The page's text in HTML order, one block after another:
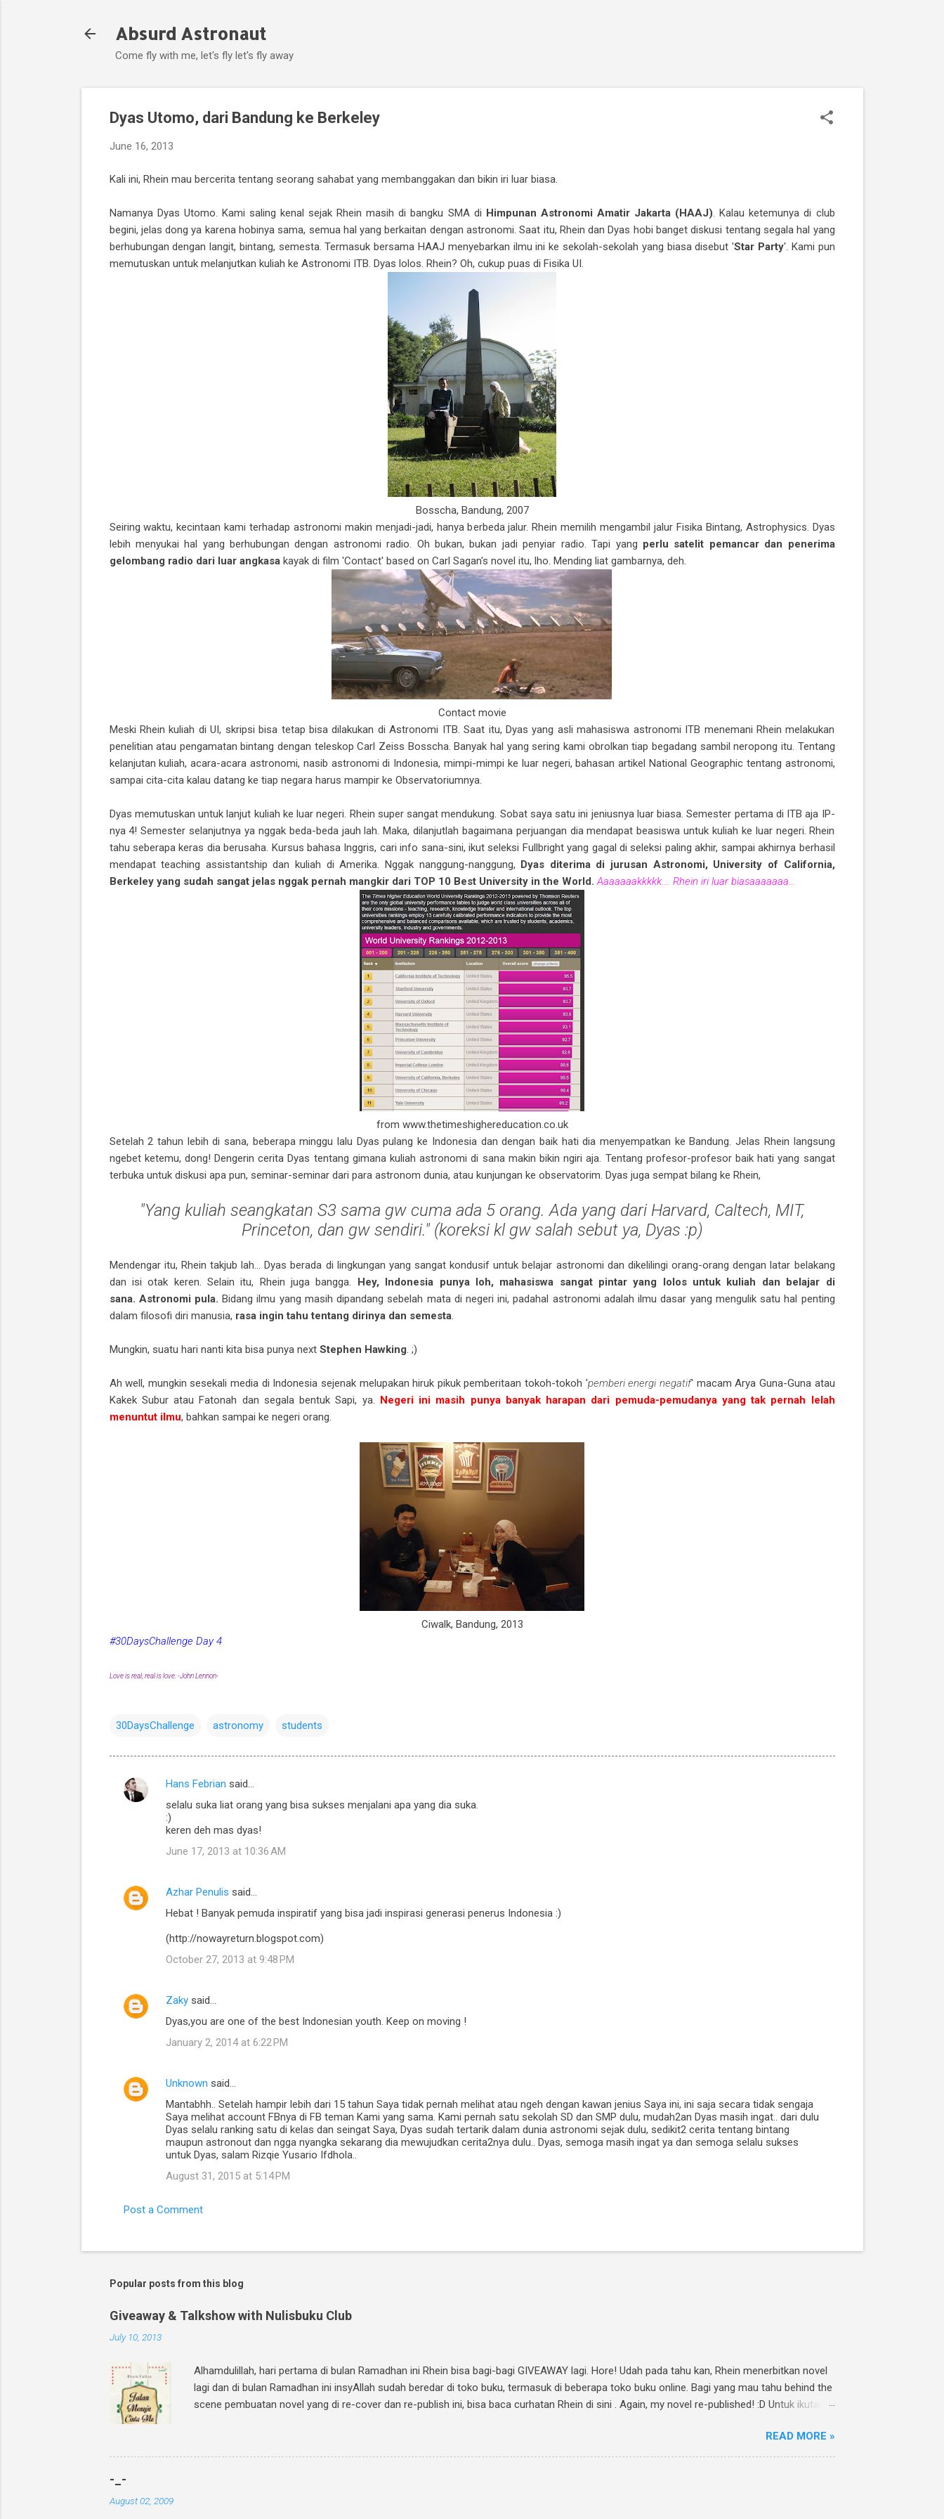
Absurd Astronaut
Come fly with me, let's fly let's fly away
Dyas Utomo, dari Bandung ke Berkeley
June 16, 2013
Kali ini, Rhein mau bercerita tentang seorang sahabat yang membanggakan dan bikin iri luar biasa.
Namanya Dyas Utomo. Kami saling kenal sejak Rhein masih di bangku SMA di Himpunan Astronomi Amatir Jakarta (HAAJ) . Kalau ketemunya di club
begini, jelas dong ya karena hobinya sama, semua hal yang berkaitan dengan astronomi. Saat itu, Rhein dan Dyas hobi banget diskusi tentang segala hal yang
berhubungan dengan langit, bintang, semesta. Termasuk bersama HAAJ menyebarkan ilmu ini ke sekolah-sekolah yang biasa disebut 'Star Party'. Kami pun
memutuskan untuk melanjutkan kuliah ke Astronomi ITB. Dyas lolos. Rhein? Oh, cukup puas di Fisika UI.
Bosscha, Bandung, 2007
Seiring waktu, kecintaan kami terhadap astronomi makin menjadi-jadi, hanya berbeda jalur. Rhein memilih mengambil jalur Fisika Bintang, Astrophysics. Dyas
lebih menyukai hal yang berhubungan dengan astronomi radio. Oh bukan, bukan jadi penyiar radio. Tapi yang perlu satelit pemancar dan penerima
gelombang radio dari luar angkasakayak di film 'Contact' based on Carl Sagan's novel itu, lho. Mending liat gambarnya, deh.
Contact movie
Meski Rhein kuliah di UI, skripsi bisa tetap bisa dilakukan di Astronomi ITB. Saat itu, Dyas yang asli mahasiswa astronomi ITB menemani Rhein melakukan
penelitian atau pengamatan bintang dengan teleskop Carl Zeiss Bosscha. Banyak hal yang sering kami obrolkan tiap begadang sambil neropong itu. Tentang
kelanjutan kuliah, acara-acara astronomi, nasib astronomi di Indonesia, mimpi-mimpi ke luar negeri, bahasan artikel National Geographic tentang astronomi,
sampai cita-cita kalau datang ke tiap negara harus mampir ke Observatoriumnya.
Dyas memutuskan untuk lanjut kuliah ke luar negeri. Rhein super sangat mendukung. Sobat saya satu ini jeniusnya luar biasa. Semester pertama di ITB aja IP-
nya 4! Semester selanjutnya ya nggak beda-beda jauh lah. Maka, dilanjutlah bagaimana perjuangan dia mendapat beasiswa untuk kuliah ke luar negeri. Rhein
tahu seberapa keras dia berusaha. Kursus bahasa Inggris, cari info sana-sini, ikut seleksi Fullbright yang gagal di seleksi paling akhir, sampai akhirnya berhasil
mendapat teaching assistantship dan kuliah di Amerika. Nggak nanggung-nanggung, Dyas diterima di jurusan Astronomi, University of California,
Berkeley yang sudah sangat jelas nggak pernah mangkir dari TOP 10 Best University in the World. Aaaaaaakkkkk.... Rhein iri luar biasaaaaaaa...
from www.thetimeshighereducation.co.uk
Setelah 2 tahun lebih di sana, beberapa minggu lalu Dyas pulang ke Indonesia dan dengan baik hati dia menyempatkan ke Bandung. Jelas Rhein langsung
ngebet ketemu, dong! Dengerin cerita Dyas tentang gimana kuliah astronomi di sana makin bikin ngiri aja. Tentang profesor-profesor baik hati yang sangat
terbuka untuk diskusi apa pun, seminar-seminar dari para astronom dunia, atau kunjungan ke observatorim. Dyas juga sempat bilang ke Rhein,
"Yang kuliah seangkatan S3 sama gw cuma ada 5 orang. Ada yang dari Harvard, Caltech, MIT,
Princeton, dan gw sendiri."(koreksi kl gw salah sebut ya, Dyas :p)
Mendengar itu, Rhein takjub lah... Dyas berada di lingkungan yang sangat kondusif untuk belajar astronomi dan dikelilingi orang-orang dengan latar belakang
dan isi otak keren. Selain itu, Rhein juga bangga. Hey, Indonesia punya loh, mahasiswa sangat pintar yang lolos untuk kuliah dan belajar di
sana. Astronomi pula. Bidang ilmu yang masih dipandang sebelah mata di negeri ini, padahal astronomi adalah ilmu dasar yang mengulik satu hal penting
dalam filosofi diri manusia, rasa ingin tahu tentang dirinya dan semesta.
Mungkin, suatu hari nanti kita bisa punya next Stephen Hawking . ;)
Ah well, mungkin sesekali media di Indonesia sejenak melupakan hiruk pikuk pemberitaan tokoh-tokoh 'pemberi energi negatif' macam Arya Guna-Guna atau
Kakek Subur atau Fatonah dan segala bentuk Sapi, ya. Negeri ini masih punya banyak harapan dari pemuda-pemudanya yang tak pernah lelah
menuntut ilmu, bahkan sampai ke negeri orang.
Ciwalk, Bandung, 2013
#30DaysChallenge Day 4
Love is real, real is love. -John Lennon-
30DaysChallenge astronomy students
C
n
t
Hans Febrian said…
selalu suka liat orang yang bisa sukses menjalani apa yang dia suka.
:)
keren deh mas dyas!
June 17, 2013 at 10:36 AM
Azhar Penulis said…
Hebat ! Banyak pemuda inspiratif yang bisa jadi inspirasi generasi penerus Indonesia :)
(http://nowayreturn.blogspot.com)
October 27, 2013 at 9:48 PM
Zakysaid…
Dyas,you are one of the best Indonesian youth. Keep on moving !
January 2, 2014 at 6:22 PM
Unknown said…
Mantabhh.. Setelah hampir lebih dari 15 tahun Saya tidak pernah melihat atau ngeh dengan kawan jenius Saya ini, ini saja secara tidak sengaja
Saya melihat account FBnya di FB teman Kami yang sama. Kami pernah satu sekolah SD dan SMP dulu, mudah2an Dyas masih ingat.. dari dulu
Dyas selalu ranking satu di kelas dan seingat Saya, Dyas sudah tertarik dalam dunia astronomi sejak dulu, sedikit2 cerita tentang bintang
maupun astronout dan ngga nyangka sekarang dia mewujudkan cerita2nya dulu.. Dyas, semoga masih ingat ya dan semoga selalu sukses
untuk Dyas, salam Rizqie Yusario Ifdhola..
August 31, 2015 at 5:14 PM
Post a Comment
Popular posts from this blog
Giveaway & Talkshow with Nulisbuku Club
July 10, 2013
Alhamdulillah, hari pertama di bulan Ramadhan ini Rhein bisa bagi-bagi GIVEAWAY lagi. Hore! Udah pada tahu kan, Rhein menerbitkan novel
lagi dan di bulan Ramadhan ini insyAllah sudah beredar di toko buku, termasuk di beberapa toko buku online. Bagi yang mau tahu behind the
scene pembuatan novel yang di re-cover dan re-publish ini, bisa baca curhatan Rhein di sini . Again, my novel re-published! :D Untuk ikutan
Cinta-Mu " dan mention 2 temanmu untuk ikutan. Kalimatnya: " Ikutan GIVEAWAY #JalanMenujuCintaMu novel @rheinfathia yuk, @[nama
teman1] @[nama teman2] Info www.rheinfathia.com " Boleh nge-twit berkali-kali dan ajak teman sebanyak mungkin :). Contoh: Nggak punya
READ MORE »
-_-
August 02, 2009